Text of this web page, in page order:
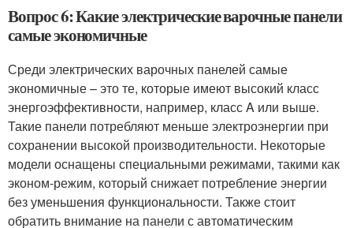
Вопрос 6: Какие электрические варочные панели
самые экономичные
Среди электрических варочных панелей самые
экономичные – это те, которые имеют высокий класс
энергоэффективности, например, класс A или выше.
Такие панели потребляют меньше электроэнергии при
сохранении высокой производительности. Некоторые
модели оснащены специальными режимами, такими как
эконом-режим, который снижает потребление энергии
без уменьшения функциональности. Также стоит
обратить внимание на панели с автоматическим